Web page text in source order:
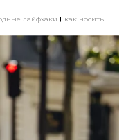
лайфхаки как носить